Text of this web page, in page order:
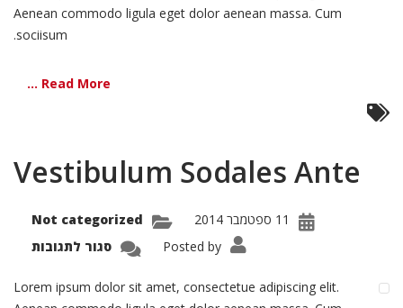
Aenean commodo ligula eget dolor aenean massa. Cum
sociisum.
Read More ...
Vestibulum Sodales Ante
11 ספטמבר 2014
Not categorized
Posted by
סגור לתגובותעל
AnteLorem ipsum dolor sit amet, consectetue adipiscing elit.